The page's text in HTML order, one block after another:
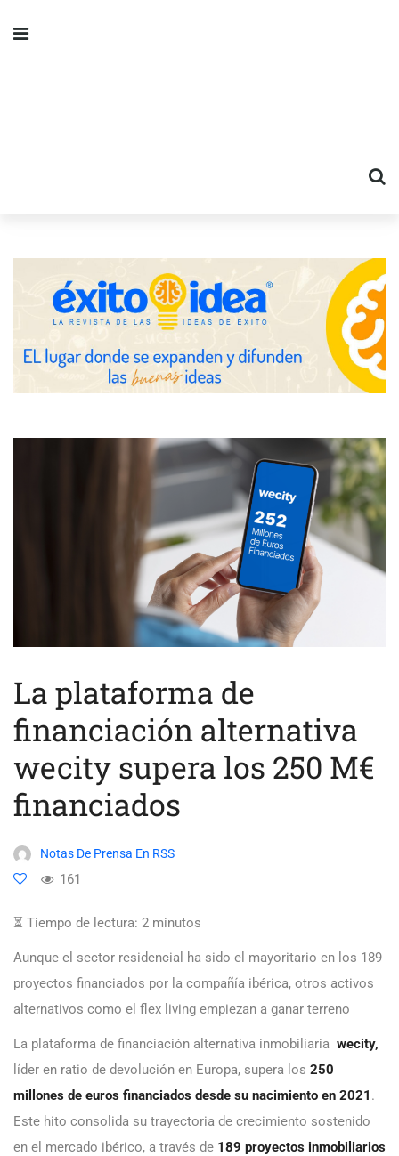
La plataforma de
financiación alternativa
wecity supera los 250 M€
financiados
Notas De Prensa En RSS
161
⏳ Tiempo de lectura: 2 minutos
Aunque el sector residencial ha sido el mayoritario en los 189
proyectos financiados por la compañía ibérica, otros activos
alternativos como el flex living empiezan a ganar terreno
La plataforma de financiación alternativa inmobiliaria wecity,
líder en ratio de devolución en Europa, supera los 250
millones de euros financiados desde su nacimiento en 2021 .
Este hito consolida su trayectoria de crecimiento sostenido
en el mercado ibérico, a través de 189 proyectos inmobiliarios